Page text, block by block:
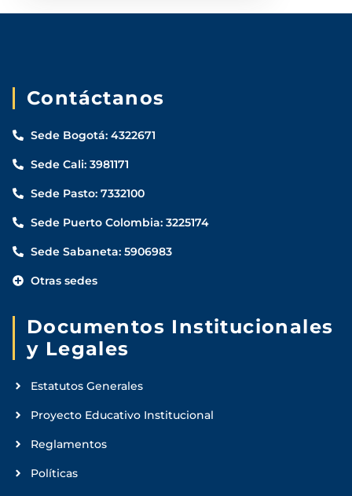
Contáctanos
Sede Bogotá: 4322671
Sede Cali: 3981171
Sede Pasto: 7332100
Sede Puerto Colombia: 3225174
Sede Sabaneta: 5906983
Otras sedes
Documentos Institucionales
y Legales
Estatutos Generales
Proyecto Educativo Institucional
Reglamentos
Políticas